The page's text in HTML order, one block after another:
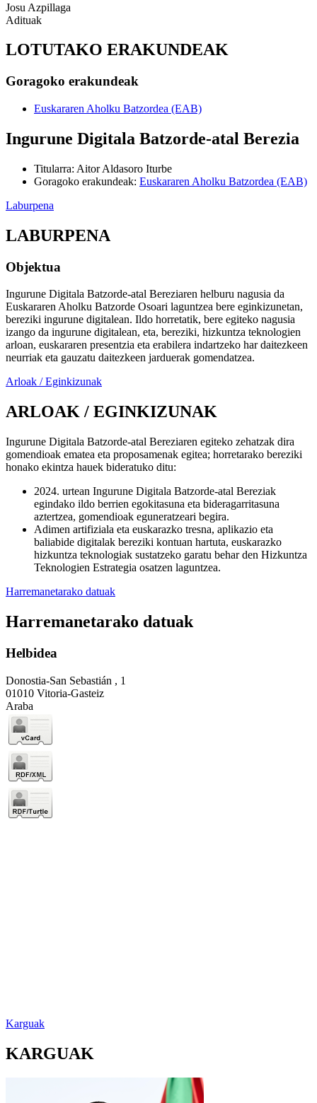
Josu Azpillaga
Adituak
LOTUTAKO ERAKUNDEAK
Goragoko erakundeak
Euskararen Aholku Batzordea (EAB)
Ingurune Digitala Batzorde-atal Berezia
Titularra: Aitor Aldasoro Iturbe
Goragoko erakundeak: Euskararen Aholku Batzordea (EAB)
Laburpena
LABURPENA
Objektua
Ingurune Digitala Batzorde-atal Bereziaren helburu nagusia da
Euskararen Aholku Batzorde Osoari laguntzea bere eginkizunetan,
bereziki ingurune digitalean. Ildo horretatik, bere egiteko nagusia
izango da ingurune digitalean, eta, bereziki, hizkuntza teknologien
arloan, euskararen presentzia eta erabilera indartzeko har daitezkeen
neurriak eta gauzatu daitezkeen jarduerak gomendatzea.
Arloak / Eginkizunak
ARLOAK / EGINKIZUNAK
Ingurune Digitala Batzorde-atal Bereziaren egiteko zehatzak dira
gomendioak ematea eta proposamenak egitea; horretarako bereziki
honako ekintza hauek bideratuko ditu:
2024. urtean Ingurune Digitala Batzorde-atal Bereziak
egindako ildo berrien egokitasuna eta bideragarritasuna
aztertzea, gomendioak eguneratzeari begira.
Adimen artifiziala eta euskarazko tresna, aplikazio eta
baliabide digitalak bereziki kontuan hartuta, euskarazko
hizkuntza teknologiak sustatzeko garatu behar den Hizkuntza
Teknologien Estrategia osatzen laguntzea.
Harremanetarako datuak
Harremanetarako datuak
Helbidea
Donostia-San Sebastián , 1
01010 Vitoria-Gasteiz
Araba
Karguak
KARGUAK